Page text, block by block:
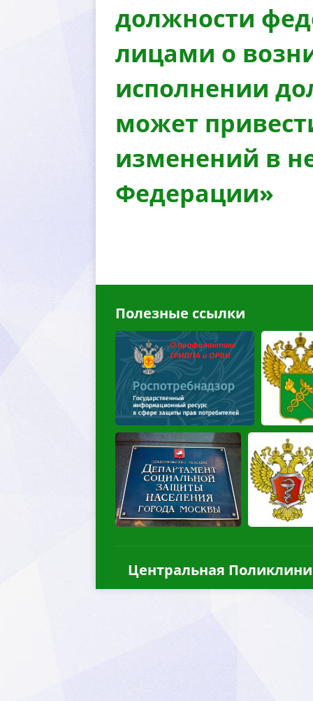
должности
лицами о
исполнении
может
изменений в
Федерации»
Полезные ссылки
Центральная